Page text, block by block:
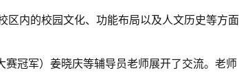
区内的校园文化、功能布局以及人文历史等方面
冠军）姜晓庆等辅导员老师展开了交流。老师